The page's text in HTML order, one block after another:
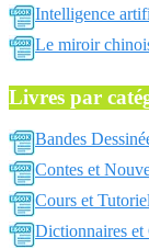
Intelligence
Le miroir
Livres par
Bandes
Contes et
Cours et
Dictionnaires et